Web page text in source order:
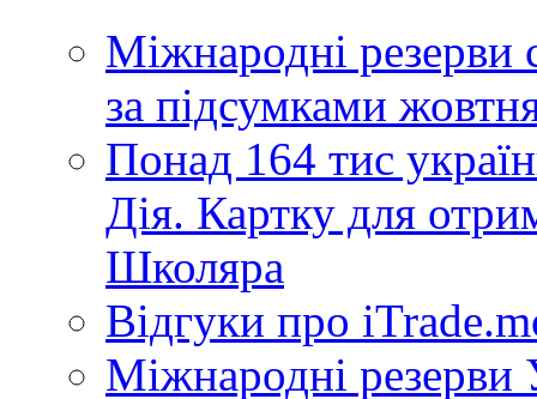
Міжнародні
за підсумками
Понад 164 тис
Дія. Картку для
Школяра
Відгуки про
Міжнародні резерви